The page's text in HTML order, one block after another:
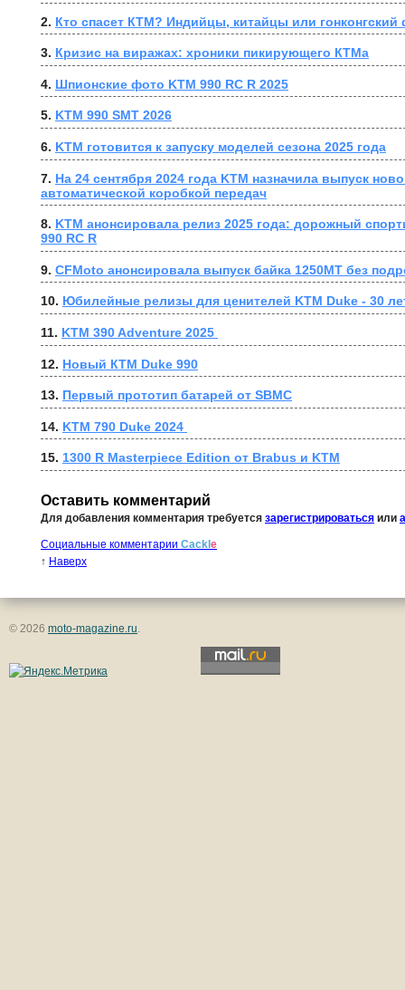
2. Кто спасет КТМ? Индийцы, китайцы или гонконгский
3. Кризис на виражах: хроники пикирующего КТМа
4. Шпионские фото KTM 990 RC R 2025
5. KTM 990 SMT 2026
6. KTM готовится к запуску моделей сезона 2025 года
7. На 24 сентября 2024 года KTM назначила выпуск
автоматической коробкой передач
8. KTM анонсировала релиз 2025 года: дорожный
990 RC R
9. CFMoto анонсировала выпуск байка 1250MT без
10. ﻿Юбилейные релизы для ценителей KTM Duke - 30
11. KTM 390 Adventure 2025
12. Новый КТМ Duke 990
13. Первый прототип батарей от SBMC
14. KTM 790 Duke 2024
15. 1300 R Masterpiece Edition от Brabus и KTM
Оставить комментарий
Для добавления комментария требуется зарегистрироваться или
Социальные комментарии Cackl e
↑ Наверх
© 2026 moto-magazine.ru.